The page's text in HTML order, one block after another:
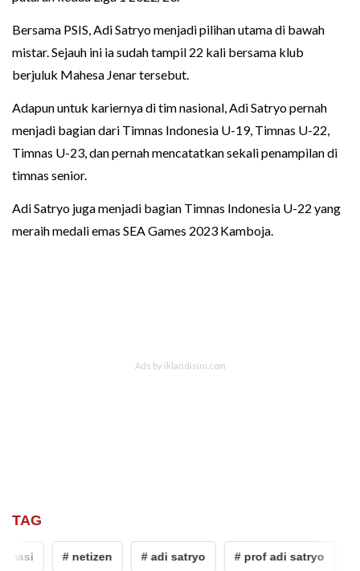
Bersama PSIS, Adi Satryo menjadi pilihan utama di bawah
mistar. Sejauh ini ia sudah tampil 22 kali bersama klub
berjuluk Mahesa Jenar tersebut.
Adapun untuk kariernya di tim nasional, Adi Satryo pernah
menjadi bagian dari Timnas Indonesia U-19, Timnas U-22,
Timnas U-23, dan pernah mencatatkan sekali penampilan di
timnas senior.
Adi Satryo juga menjadi bagian Timnas Indonesia U-22 yang
meraih medali emas SEA Games 2023 Kamboja.
TAG
# netizen # adi satryo # prof adi satryo